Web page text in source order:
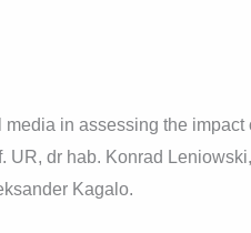
in assessing the impact
UR, dr hab. Konrad Leniowski,
Kagalo.